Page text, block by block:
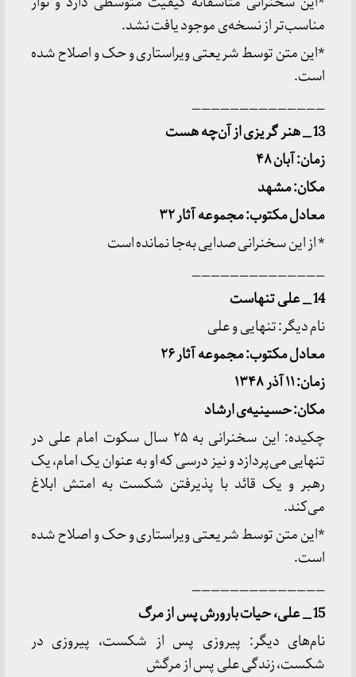
مناسب‌تر از نسخه‌ی موجود یافت نشد.
*این متن توسط شریعتی ویراستاری و حک و اصلاح شده
است.
______________
13 _ هنر گریزی از آن
چه هست
زمان: آبان ۴۸
مکان: مشهد
معادل مکتوب: مجموعه آثار ۳۲
* از این سخنرانی صدایی به‌جا نمانده است
______________
14 _ علی تنهاست
نام دیگر: تنهایی و علی
معادل مکتوب: مجموعه آثار ۲۶
زمان: ۱۱ آذر ۱۳۴۸
مکان: حسینیهی ارشاد
چکیده: این سخنرانی به ۲۵ سال سکوت امام علی در
تنهایی می‌پردازد و نیز درسی که او به عنوان یک امام، یک
رهبر و یک قائد با پذیرفتن شکست به امتش ابلاغ
می‌کند.
*این متن توسط شریعتی ویراستاری و حک و اصلاح شده
است.
______________
15 _ علی، حیات بارورش پس از مرگ
نام‌های دیگر: پیروزی پس از شکست، پیروزی در
شکست، زندگی علی پس از مرگش